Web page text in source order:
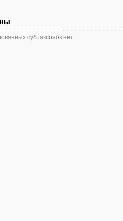
субтаксонов нет